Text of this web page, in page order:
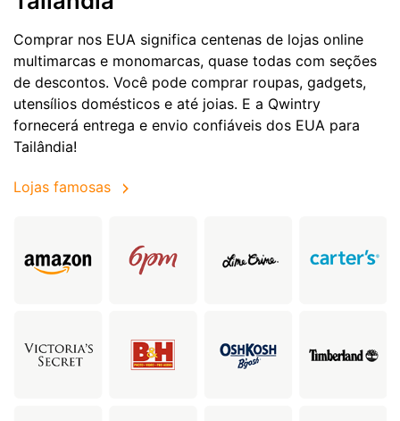
Comprar nos EUA significa centenas de lojas online
multimarcas e monomarcas, quase todas com seções
de descontos. Você pode comprar roupas, gadgets,
utensílios domésticos e até joias. E a Qwintry
fornecerá entrega e envio confiáveis dos EUA para
Tailândia!
Lojas famosas